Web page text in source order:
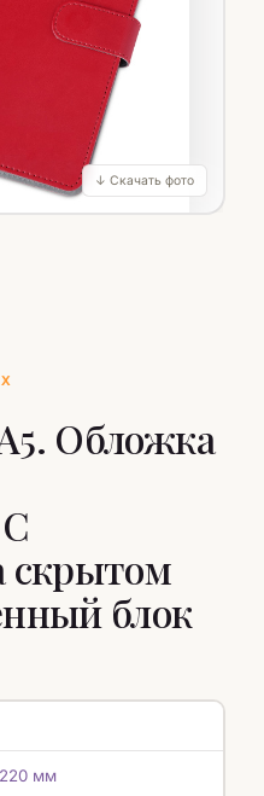
↓ Скачать фото
Обложка
скрытом
блок
мм